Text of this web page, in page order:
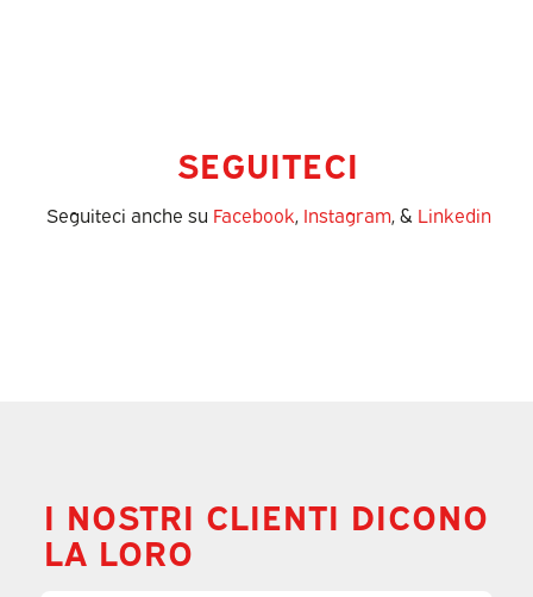
SEGUITECI
Seguiteci anche su Facebook, Instagram, & Linkedin
I NOSTRI CLIENTI DICONO
LA LORO